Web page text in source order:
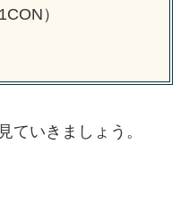
）
ていきましょう。